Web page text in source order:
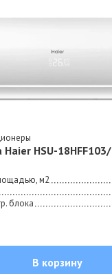
HSU-
м2
блока
В корзину